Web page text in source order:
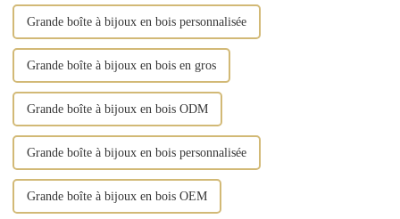
Grande boîte à bijoux en bois personnalisée
Grande boîte à bijoux en bois en gros
Grande boîte à bijoux en bois ODM
Grande boîte à bijoux en bois personnalisée
Grande boîte à bijoux en bois OEM